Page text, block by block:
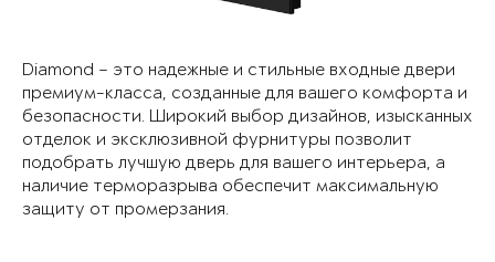
Diamond – это надежные и стильные входные двери
премиум-класса, созданные для вашего комфорта и
безопасности. Широкий выбор дизайнов, изысканных
отделок и эксклюзивной фурнитуры позволит
подобрать лучшую дверь для вашего интерьера, а
наличие терморазрыва обеспечит максимальную
защиту от промерзания.